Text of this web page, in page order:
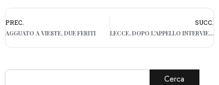
PREC.
AGGUATO A VIESTE, DUE FERITI
SUCC.
LECCE, DOPO L’APPELLO INTERVIENE L’ASL: “IL LATTE SARÀ GARANTITO”
Cerca